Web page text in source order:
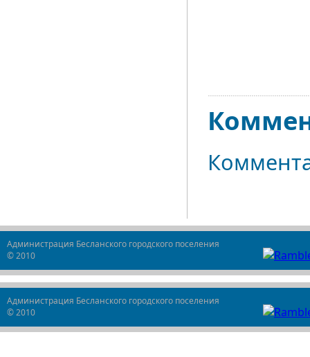
Администрация Бесланского городского поселения
© 2010
Администрация Бесланского городского поселения
© 2010